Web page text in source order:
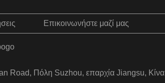
Επικοινωνήστε μαζί μας
Road, Πόλη Suzhou, επαρχία Jiangsu, Κίνα